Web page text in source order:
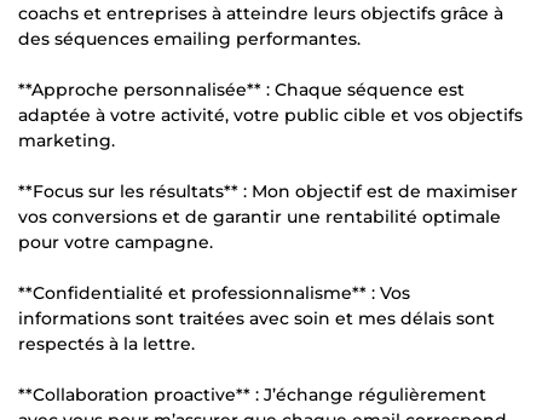
coachs et entreprises à atteindre leurs objectifs grâce à
des séquences emailing performantes.
**Approche personnalisée** : Chaque séquence est
adaptée à votre activité, votre public cible et vos objectifs
marketing.
**Focus sur les résultats** : Mon objectif est de maximiser
vos conversions et de garantir une rentabilité optimale
pour votre campagne.
**Confidentialité et professionnalisme** : Vos
informations sont traitées avec soin et mes délais sont
respectés à la lettre.
**Collaboration proactive** : J’échange régulièrement